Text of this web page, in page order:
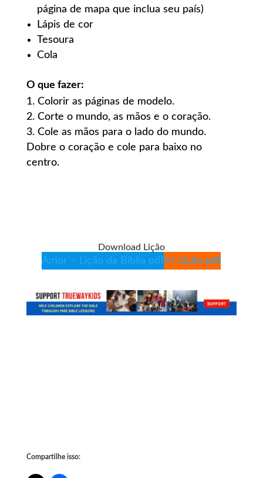
página de mapa que inclua seu país)
Lápis de cor
Tesoura
Cola
O que fazer:
Colorir as páginas de modelo.
Corte o mundo, as mãos e o coração.
Cole as mãos para o lado do mundo.
Dobre o coração e cole para baixo no
centro.
Download Lição
Amor – Lição da Bíblia pdf5+ Lição pdf
Compartilhe isso: